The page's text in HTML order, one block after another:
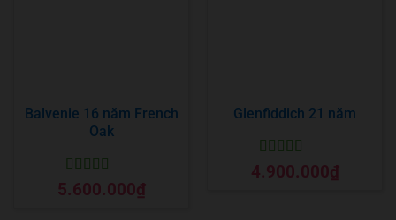
Balvenie 16 năm French
Oak
Được xếp
hạng55 sao
5.600.000₫
Glenfiddich 21 năm
Được xếp
hạng55 sao
4.900.000₫